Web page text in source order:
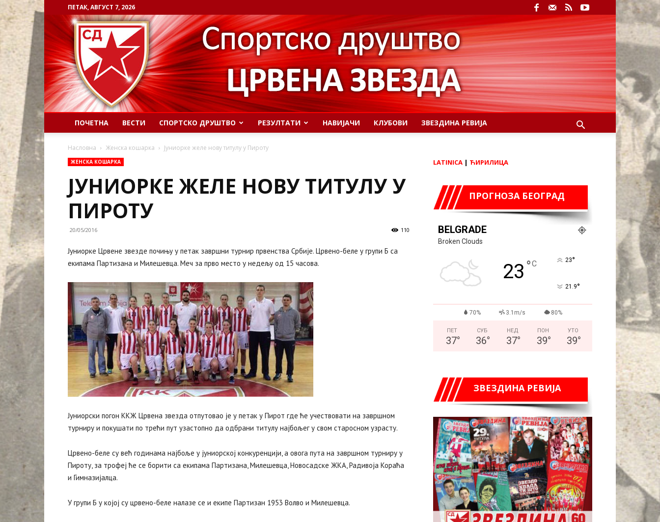
ПЕТАК, АВГУСТ 7, 2026
ПОЧЕТНА ВЕСТИ СПОРТСКО ДРУШТВО РЕЗУЛТАТИ НАВИЈАЧИ КЛУБОВИ ЗВЕЗДИНА РЕВИЈА
Насловна Женска кошарка Јуниорке желе нову титулу у Пироту
ЖЕНСКА КОШАРКА
ЈУНИОРКЕ ЖЕЛЕ НОВУ ТИТУЛУ У
ПИРОТУ
20/05/2016 110
Јуниорке Црвене звезде почињу у петак завршни турнир првенства Србије. Црвено-беле у групи Б са
екипама Партизана и Милешевца. Меч за прво место у недељу од 15 часова.
Јуниорски погон ККЖ Црвена звезда отпутовао је у петак у Пирот где ће учествовати на завршном
турниру и покушати по трећи пут узастопно да одбрани титулу најбољег у свом старосном узрасту.
Црвено-беле су већ годинама најбоље у јуниорској конкуренцији, а овога пута на завршном турниру у
Пироту, за трофеј ће се борити са екипама Партизана, Милешевца, Новосадске ЖКА, Радивоја Кораћа
и Гимназијалца.
У групи Б у којој су црвено-беле налазе се и екипе Партизан 1953 Волво и Милешевца.
LATINICA | ЋИРИЛИЦА
ПРОГНОЗА БЕОГРАД
BELGRADE
Broken Clouds
23 °C 23°
21.9°
70% 3.1m/s 80%
ПЕТ
37°
СУБ
36°
НЕД
37°
ПОН
39°
УТО
39°
ЗВЕЗДИНА РЕВИЈА